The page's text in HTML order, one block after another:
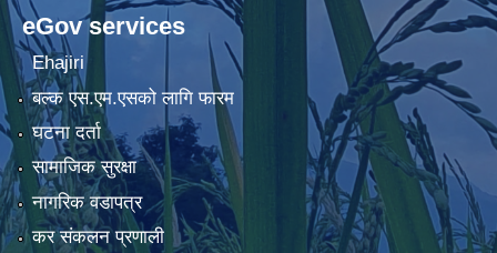
eGov services
Ehajiri
बल्क एस.एम.एसको लागि फारम
घटना दर्ता
सामाजिक सुरक्षा
नागरिक वडापत्र
कर संकलन प्रणाली